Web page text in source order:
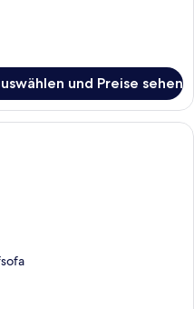
und Preise sehen
modernes Hotelzimmer mit